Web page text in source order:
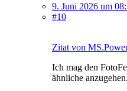
9. Juni 2026 um
#10
Zitat von
Ich mag den
ähnliche anzugehen.